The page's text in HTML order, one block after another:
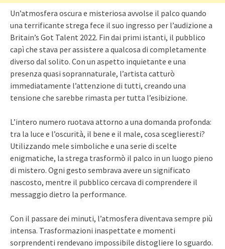
Un’atmosfera oscura e misteriosa avvolse il palco quando
una terrificante strega fece il suo ingresso per l’audizione a
Britain’s Got Talent 2022. Fin dai primi istanti, il pubblico
capì che stava per assistere a qualcosa di completamente
diverso dal solito. Con un aspetto inquietante e una
presenza quasi soprannaturale, l’artista catturò
immediatamente l’attenzione di tutti, creando una
tensione che sarebbe rimasta per tutta l’esibizione.
L’intero numero ruotava attorno a una domanda profonda:
tra la luce e l’oscurità, il bene e il male, cosa sceglieresti?
Utilizzando mele simboliche e una serie di scelte
enigmatiche, la strega trasformò il palco in un luogo pieno
di mistero. Ogni gesto sembrava avere un significato
nascosto, mentre il pubblico cercava di comprendere il
messaggio dietro la performance.
Con il passare dei minuti, l’atmosfera diventava sempre più
intensa. Trasformazioni inaspettate e momenti
sorprendenti rendevano impossibile distogliere lo sguardo.